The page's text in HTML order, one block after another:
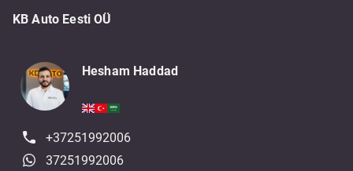
KB Auto Eesti OÜ
Hesham Haddad
+37251992006
37251992006